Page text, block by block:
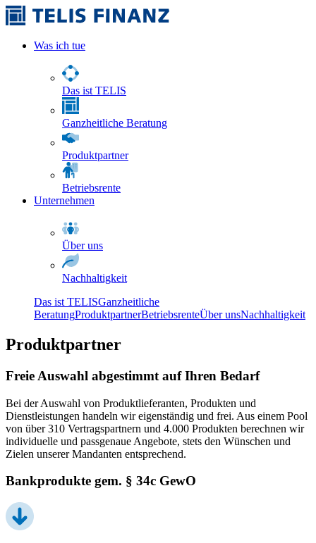
Was ich tue
Das ist TELIS
Ganzheitliche Beratung
Produktpartner
Betriebsrente
Unternehmen
Über uns
Nachhaltigkeit
Das ist TELISGanzheitliche
BeratungProduktpartnerBetriebsrenteÜber unsNachhaltigkeit
Produktpartner
Freie Auswahl abgestimmt auf Ihren Bedarf
Bei der Auswahl von Produktlieferanten, Produkten und
Dienstleistungen handeln wir eigenständig und frei. Aus einem Pool
von über 310 Vertragspartnern und 4.000 Produkten berechnen wir
individuelle und passgenaue Angebote, stets den Wünschen und
Zielen unserer Mandanten entsprechend.
Bankprodukte gem. § 34c GewO